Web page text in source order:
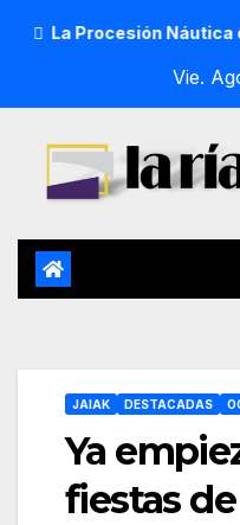
Procesión Náutica de la
Vie.
JAIAK DESTACADAS
Ya
fiestas